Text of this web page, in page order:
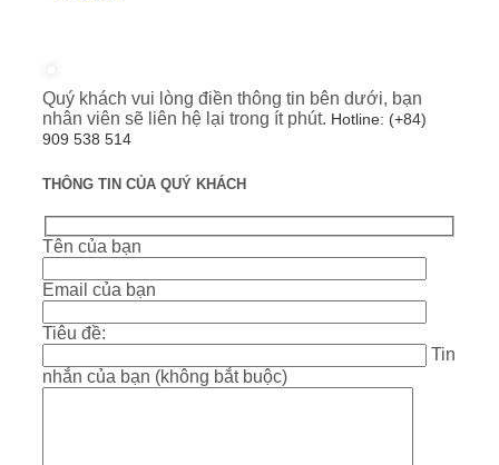
Quý khách vui lòng điền thông tin bên dưới, bạn
nhân viên sẽ liên hệ lại trong ít phút. Hotline: (+84)
909 538 514
THÔNG TIN CỦA QUÝ KHÁCH
Tên của bạn
Email của bạn
Tiêu đề:
Tin
nhắn của bạn (không bắt buộc)